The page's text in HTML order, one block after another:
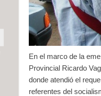
En el marco de la
Provincial Ricardo
donde atendió el
referentes del